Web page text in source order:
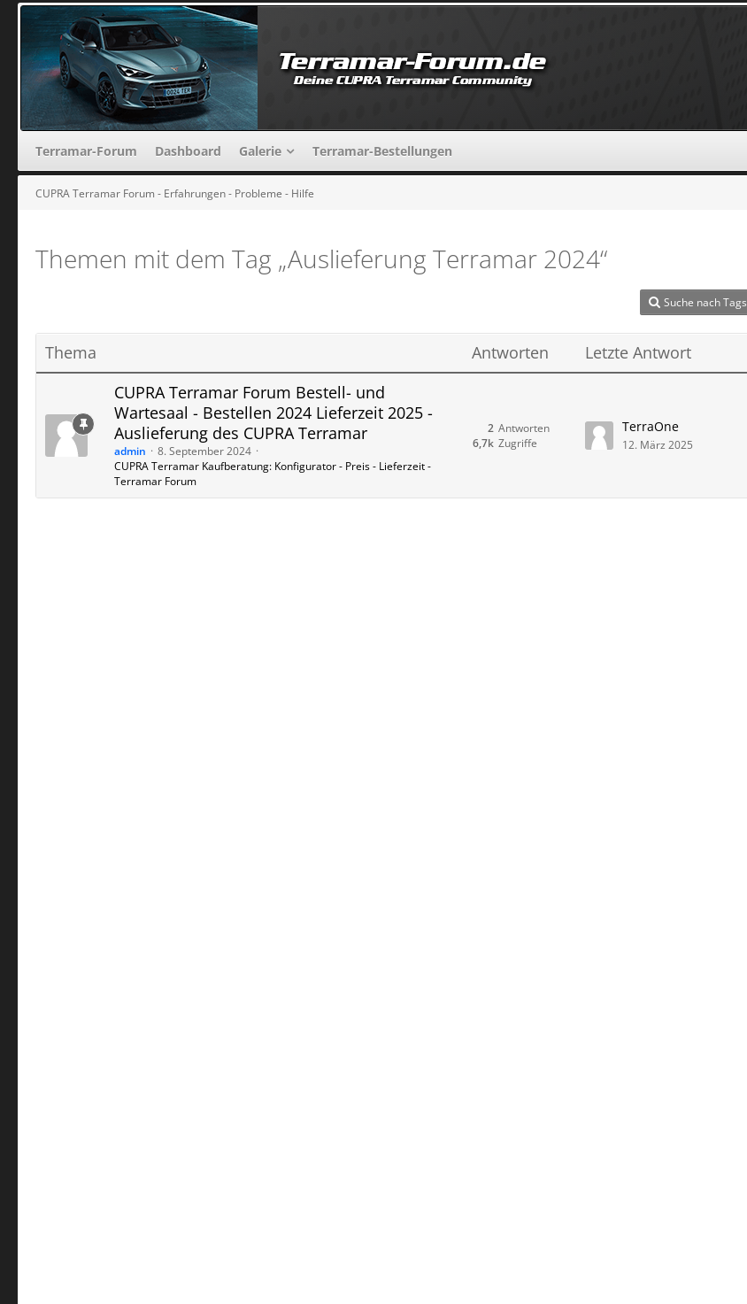
Terramar-Forum Dashboard Galerie Terramar-Bestellungen
CUPRA Terramar Forum - Erfahrungen - Probleme - Hilfe
Themen mit dem Tag „Auslieferung Terramar 2024“
Suche nach Tags
Thema Antworten
Letzte Antwort
CUPRA Terramar Forum Bestell- und
Wartesaal - Bestellen 2024 Lieferzeit 2025 -
Auslieferung des CUPRA Terramar
admin
8. September 2024
CUPRA Terramar Kaufberatung: Konfigurator - Preis - Lieferzeit -
Terramar Forum
Antworten
2
Zugriffe
6,7k
TerraOne
12. März 2025